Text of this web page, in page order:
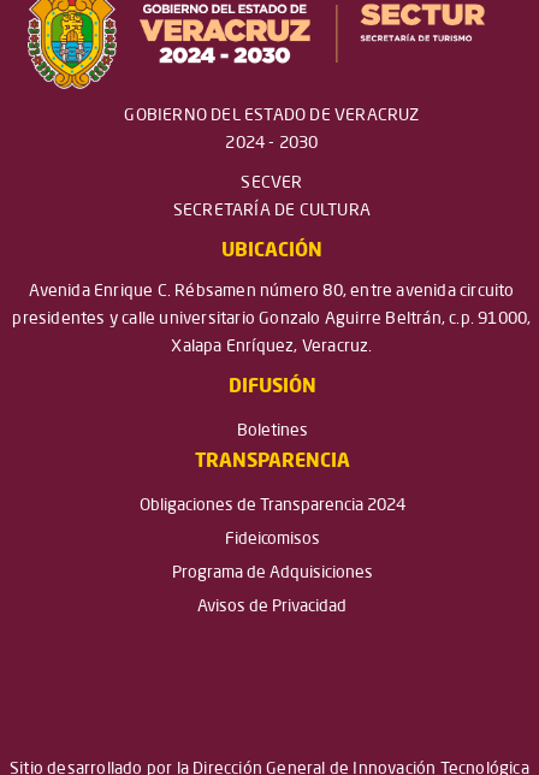
GOBIERNO DEL ESTADO DE VERACRUZ
2024 - 2030
SECVER
SECRETARÍA DE CULTURA
UBICACIÓN
Avenida Enrique C. Rébsamen número 80, entre avenida circuito
presidentes y calle universitario Gonzalo Aguirre Beltrán, c.p. 91000,
Xalapa Enríquez, Veracruz.
DIFUSIÓN
Boletines
TRANSPARENCIA
Obligaciones de Transparencia 2024
Fideicomisos
Programa de Adquisiciones
Avisos de Privacidad
Sitio desarrollado por la Dirección General de Innovación Tecnológica